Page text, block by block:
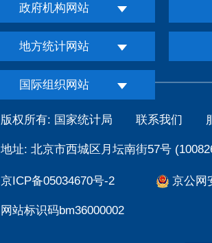
政府机构网站
地方统计网站
国际组织网站
版权所有: 国家统计局 联系我们
地址: 北京市西城区月坛南街57号
京ICP备05034670号-2 京公网
网站标识码bm36000002